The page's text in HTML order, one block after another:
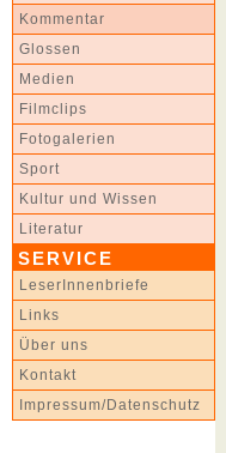
Kommentar
Glossen
Medien
Filmclips
Fotogalerien
Sport
Kultur und Wissen
Literatur
SERVICE
LeserInnenbriefe
Links
Über uns
Kontakt
Impressum/Datenschutz